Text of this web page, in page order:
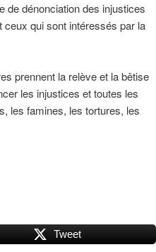
de dénonciation des injustices
qui sont intéressés par la
prennent la relève et la bêtise
les injustices et toutes les
les famines, les tortures, les
Tweet